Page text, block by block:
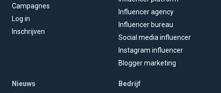
Campagnes
Log in
Inschrijven
Influencer agency
Influencer bureau
Social media influencer
Instagram influencer
Blogger marketing
Nieuws Bedrijf